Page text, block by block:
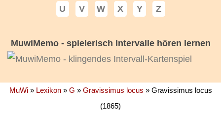
U
V W X Y Z
MuwiMemo - spielerisch Intervalle hören lernen
MuWi» Lexikon» G » Gravissimus locus » Gravissimus locus
(1865)